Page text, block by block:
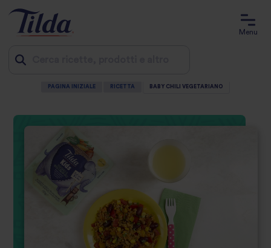
content
Menu
PAGINA INIZIALE RICETTA BABY CHILI VEGETARIANO